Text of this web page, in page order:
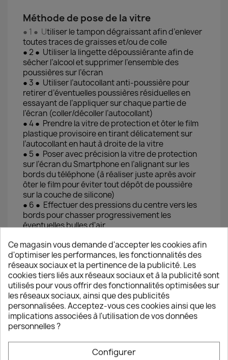
Méthode de pose de la vitre
● 1 ● Utiliser le tampon dégraissant afin d’enlever
toutes traces de graisses et/ou de colle
● 2 ● Utiliser la lingette dépoussiérante afin de
sécher l’alcool et supprimer l’ensemble des
poussières sur l’écran
● 3 ● Utiliser l’autocollant anti-poussière pour
retirer d’éventuelles poussières résiduelles en
essayant de l’appliquer sur chaque partie de
l’écran (coller/décoller l’autocollant)
● 4 ● Prendre la vitre de protection et ôter le film
plastique provisoire en tirant délicatement sur
l’autocollant en haut à droite de la vitre
● 5 ● Poser avec précision la vitre de protection
sur l’écran du Smartphone en l’alignant sur les
bords du téléphone (à réaliser juste après avoir
ôter le film pour éviter tout dépôt de poussière
sur la couche de silicone)
● 6 ● Effectuer des pressions du centre vers les
bords pour chasser progressivement les
éventuelles bulles d'air
ℹ️ Si la vitre est mal placée ou si une
tache/poussière résistante provoque une bulle
d’air il est possible de la décoller pour la replacer
immédiatement en veillant à ne pas laisser de
poussière se poser.
Les vitres de protection TM-Concept®
d’un point de vue protection, confort d’utilisation
et durée de vie.
Ce magasin vous demande d'accepter les cookies afin
d'optimiser les performances, les fonctionnalités des
réseaux sociaux et la pertinence de la publicité. Les
cookies tiers liés aux réseaux sociaux et à la publicité sont
utilisés pour vous offrir des fonctionnalités optimisées sur
les réseaux sociaux, ainsi que des publicités
personnalisées. Acceptez-vous ces cookies ainsi que les
implications associées à l'utilisation de vos données
personnelles ?
Configurer